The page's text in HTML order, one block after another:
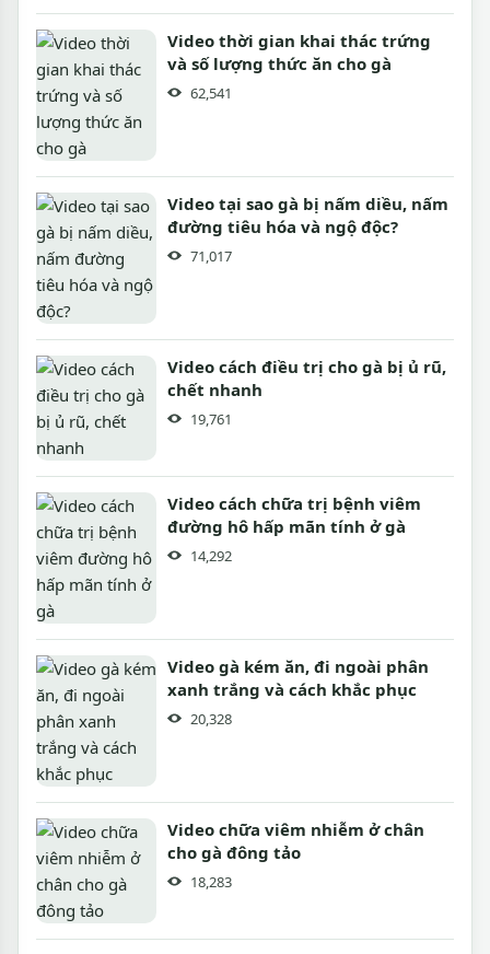
Video thời gian khai thác trứng
và số lượng thức ăn cho gà
62,541
Video tại sao gà bị nấm diều, nấm
đường tiêu hóa và ngộ độc?
71,017
Video cách điều trị cho gà bị ủ rũ,
chết nhanh
19,761
Video cách chữa trị bệnh viêm
đường hô hấp mãn tính ở gà
14,292
Video gà kém ăn, đi ngoài phân
xanh trắng và cách khắc phục
20,328
Video chữa viêm nhiễm ở chân
cho gà đông tảo
18,283